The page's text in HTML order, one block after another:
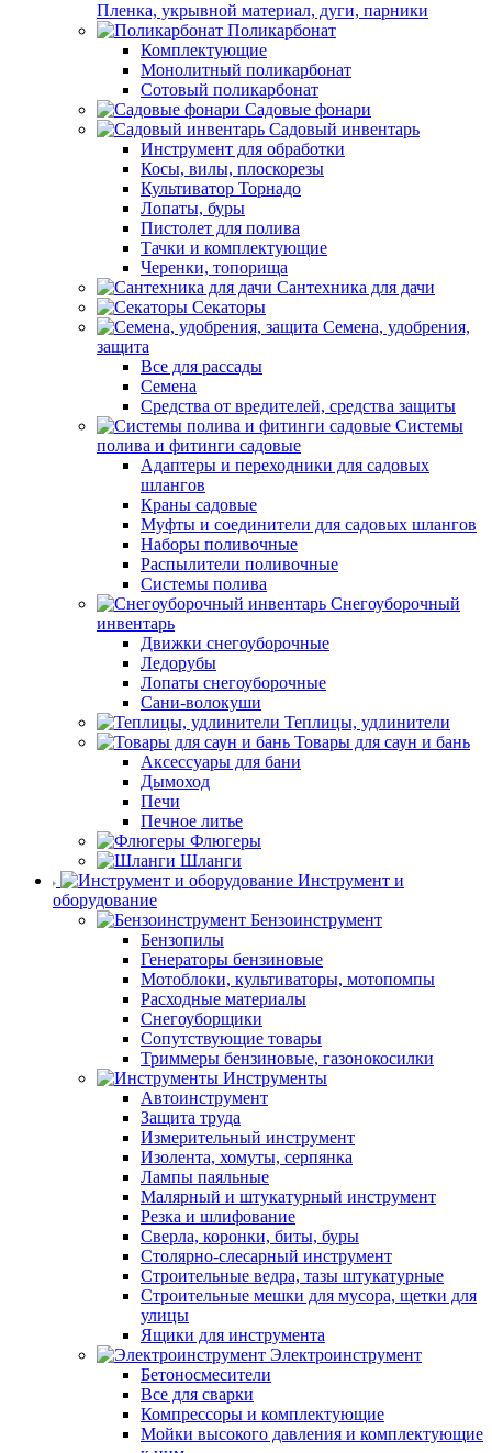
Пленка, укрывной материал, дуги, парники
Поликарбонат
Комплектующие
Монолитный поликарбонат
Сотовый поликарбонат
Садовые фонари
Садовый инвентарь
Инструмент для обработки
Косы, вилы, плоскорезы
Культиватор Торнадо
Лопаты, буры
Пистолет для полива
Тачки и комплектующие
Черенки, топорища
Сантехника для дачи
Секаторы
Семена, удобрения,
защита
Все для рассады
Семена
Средства от вредителей, средства защиты
Системы
полива и фитинги садовые
Адаптеры и переходники для садовых
шлангов
Краны садовые
Муфты и соединители для садовых шлангов
Наборы поливочные
Распылители поливочные
Системы полива
Снегоуборочный
инвентарь
Движки снегоуборочные
Ледорубы
Лопаты снегоуборочные
Сани-волокуши
Теплицы, удлинители
Товары для саун и бань
Аксессуары для бани
Дымоход
Печи
Печное литье
Флюгеры
Шланги
Инструмент и
оборудование
Бензоинструмент
Бензопилы
Генераторы бензиновые
Мотоблоки, культиваторы, мотопомпы
Расходные материалы
Снегоуборщики
Сопутствующие товары
Триммеры бензиновые, газонокосилки
Инструменты
Автоинструмент
Защита труда
Измерительный инструмент
Изолента, хомуты, серпянка
Лампы паяльные
Малярный и штукатурный инструмент
Резка и шлифование
Сверла, коронки, биты, буры
Столярно-слесарный инструмент
Строительные ведра, тазы штукатурные
Строительные мешки для мусора, щетки для
улицы
Ящики для инструмента
Электроинструмент
Бетоносмесители
Все для сварки
Компрессоры и комплектующие
Мойки высокого давления и комплектующие